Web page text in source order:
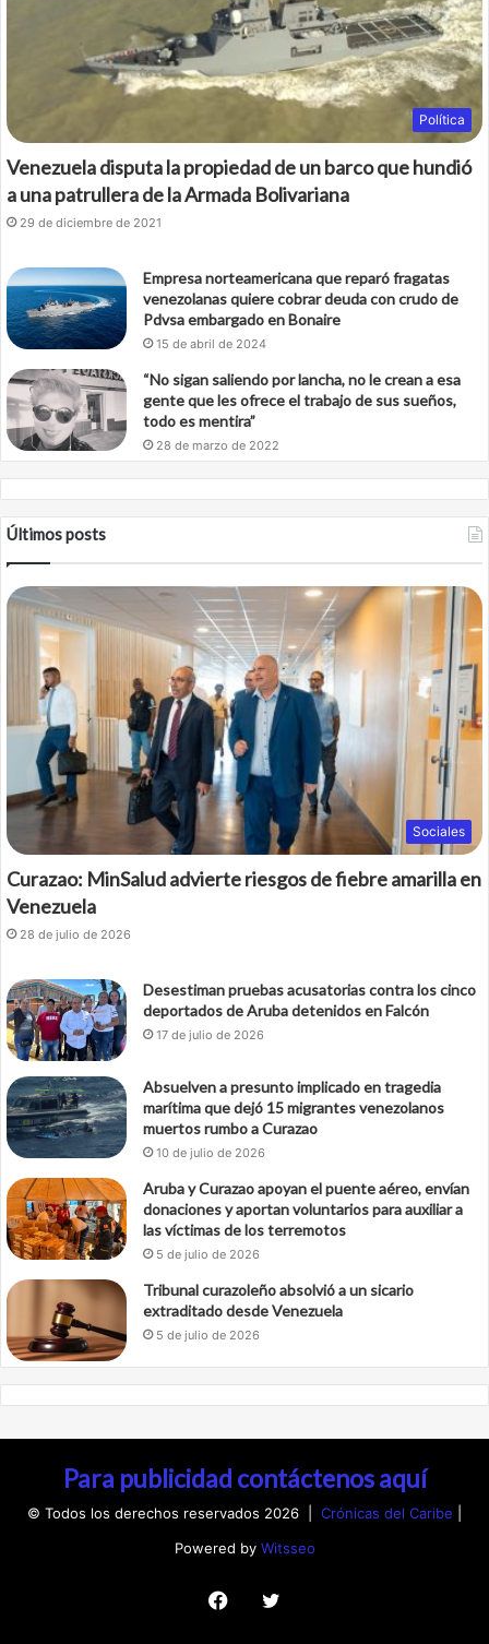
Política
Venezuela disputa la propiedad de un barco que hundió
a una patrullera de la Armada Bolivariana
29 de diciembre de 2021
Empresa norteamericana que reparó fragatas
venezolanas quiere cobrar deuda con crudo de
Pdvsa embargado en Bonaire
15 de abril de 2024
“No sigan saliendo por lancha, no le crean a esa
gente que les ofrece el trabajo de sus sueños,
todo es mentira”
28 de marzo de 2022
Últimos posts
Sociales
Curazao: MinSalud advierte riesgos de fiebre amarilla en
Venezuela
28 de julio de 2026
Desestiman pruebas acusatorias contra los cinco
deportados de Aruba detenidos en Falcón
17 de julio de 2026
Absuelven a presunto implicado en tragedia
marítima que dejó 15 migrantes venezolanos
muertos rumbo a Curazao
10 de julio de 2026
Aruba y Curazao apoyan el puente aéreo, envían
donaciones y aportan voluntarios para auxiliar a
las víctimas de los terremotos
5 de julio de 2026
Tribunal curazoleño absolvió a un sicario
extraditado desde Venezuela
5 de julio de 2026
Para publicidad contáctenos aquí
© Todos los derechos reservados 2026 | Crónicas del Caribe
Powered by Witsseo
FacebookTwitter